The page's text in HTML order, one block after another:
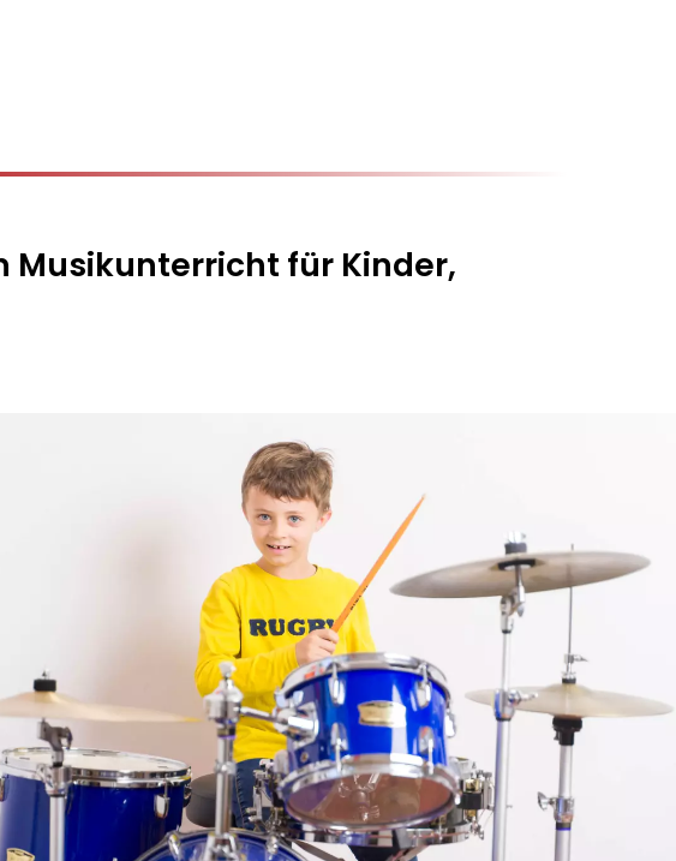
Musikunterricht für Kinder,